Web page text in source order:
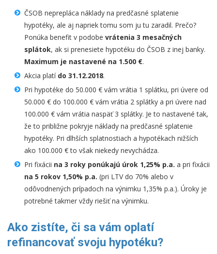
ČSOB neprepláca náklady na predčasné splatenie
hypotéky, ale aj napriek tomu som ju tu zaradil. Prečo?
Ponúka benefit v podobe vrátenia 3 mesačných
splátok, ak si prenesiete hypotéku do ČSOB z inej banky.
Maximum je nastavené na 1.500 €.
Akcia platí do 31.12.2018.
Pri hypotéke do 50.000 € vám vrátia 1 splátku, pri úvere od
50.000 € do 100.000 € vám vrátia 2 splátky a pri úvere nad
100.000 € vám vrátia naspäť 3 splátky. Je to nastavené tak,
že to približne pokryje náklady na predčasné splatenie
hypotéky. Pri dlhších splatnostiach a hypotékach nižších
ako 100.000 € to však niekedy nevychádza.
Pri fixácii na 3 roky ponúkajú úrok 1,25% p.a. a pri fixácii
na 5 rokov 1,50% p.a. (pri LTV do 70% alebo v
odôvodnených prípadoch na výnimku 1,35% p.a.). Úroky je
potrebné takmer vždy riešiť na výnimku.
Ako zistíte, či sa vám oplatí
refinancovať svoju hypotéku?